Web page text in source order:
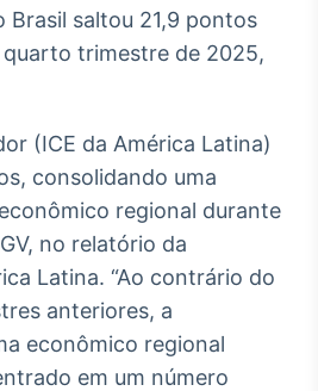
Broadcast
negociação de
ativos
Broadcast
Datafeed
APIs para
integração de
conteúdos e
dados
Brasil saltou 21,9 pontos
trimestre de 2025,
(ICE da América Latina)
consolidando uma
regional durante
no relatório da
Latina. “Ao contrário do
anteriores, a
econômico regional
em um número